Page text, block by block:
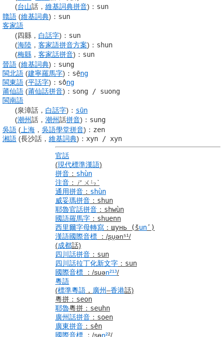
(台山話， 維基詞典拼音) ： sun
贛語 (維基詞典) ： sun
客家語
(四縣， 白話字) ： sun
(海陸 ， 客家語拼音方案) ： shun
(梅縣 ， 客家話拼音) ： sun
晉語 (維基詞典) ： sung
閩北語 (建寧羅馬字) ： sē̤ng
閩東語 (平話字) ： sông
莆仙語 (莆仙話拼音)： song / suong
閩南語
(泉漳話， 白話字) ： sūn
(潮州話， 潮州話拼音) ： sung
吳語 ( 上海 ， 吳語學堂拼音) ： zen
湘語 (長沙話， 維基詞典) ： xyn / xyn
官話
(現代標準漢語)
拼音 ： shùn
注音 ： ㄕㄨㄣˋ
通用拼音 ： shùn
威妥瑪拼音 ： shun
耶魯官話拼音 ： shwùn
國語羅馬字 ： shuenn
西里爾字母轉寫 ： шунь (šunʹ)
漢語國際音標 ： /ʂu̯ən⁵¹/
(成都話)
四川話拼音 ： sun
四川話拉丁化新文字 ： sun
國際音標
： /suən²¹³/
粵語
(標準粵語 ， 廣州–香港話)
粵拼 ： seon
耶魯粵拼 ： seuhn
廣州話拼音 ： soen
廣東拼音 ： sên
國際音標
： /sɵn²²/